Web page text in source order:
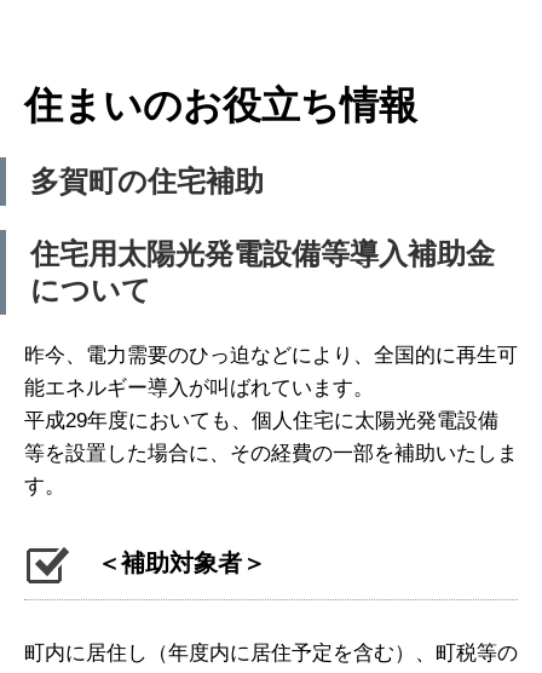
住まいのお役立ち情報
多賀町の住宅補助
住宅用太陽光発電設備等導入補助金
について
昨今、電力需要のひっ迫などにより、全国的に再生可
能エネルギー導入が叫ばれています。
平成29年度においても、個人住宅に太陽光発電設備
等を設置した場合に、その経費の一部を補助いたしま
す。
＜補助対象者＞
町内に居住し（年度内に居住予定を含む）、町税等の